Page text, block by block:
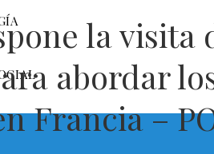
la visita
abordar
Francia –